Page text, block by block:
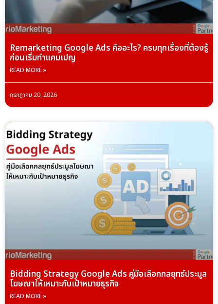
Remarketing Google Ads คืออะไร? ครบทุกเรื่องที่ต้องรู้
ก่อนเริ่มทำแคมเปญ
READ MORE »
กรกฎาคม 20, 2026
Bidding Strategy Google Ads คู่มือเลือกกลยุทธ์ประมูล
โฆษณาให้เหมาะกับเป้าหมายธุรกิจ
READ MORE »